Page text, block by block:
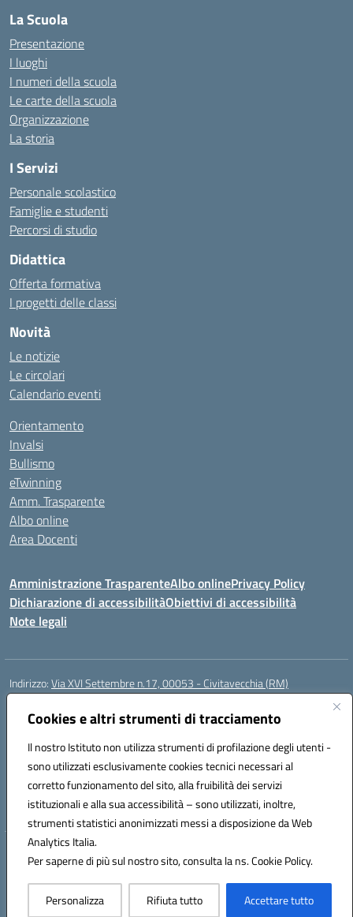
Cookies e altri strumenti di tracciamento
Il nostro Istituto non utilizza strumenti di profilazione degli utenti -
sono utilizzati esclusivamente cookies tecnici necessari al
corretto funzionamento del sito, alla fruibilità dei servizi
istituzionali e alla sua accessibilità – sono utilizzati, inoltre,
strumenti statistici anonimizzati messi a disposizione da Web
Analytics Italia.
Per saperne di più sul nostro sito, consulta la ns. Cookie Policy.
Personalizza Rifiuta tutto Accettare tutto
La Scuola
Presentazione
I luoghi
I numeri della scuola
Le carte della scuola
Organizzazione
La storia
I Servizi
Personale scolastico
Famiglie e studenti
Percorsi di studio
Didattica
Offerta formativa
I progetti delle classi
Novità
Le notizie
Le circolari
Calendario eventi
Orientamento
Invalsi
Bullismo
eTwinning
Amm. Trasparente
Albo online
Area Docenti
Amministrazione TrasparenteAlbo onlinePrivacy Policy
Dichiarazione di accessibilitàObiettivi di accessibilità
Note legali
Indirizzo:Via XVI Settembre n.17, 00053 - Civitavecchia (RM)
Centralino:
Posta elettronica certificata (PEC):rmic8gq00r@pec.istruzione.it
Codice fiscale: 91064900581
Codice meccanografico:RMIC8GQ00R
Codice Indice delle Pubbliche Amministrazioni (IPA): istsc_rmic8gq00r
Codice unico di fatturazione (CUF): UFQ3FK
Hosting & Powered by 3D Solution S.r.l.
Concept & Design by Designers Italia